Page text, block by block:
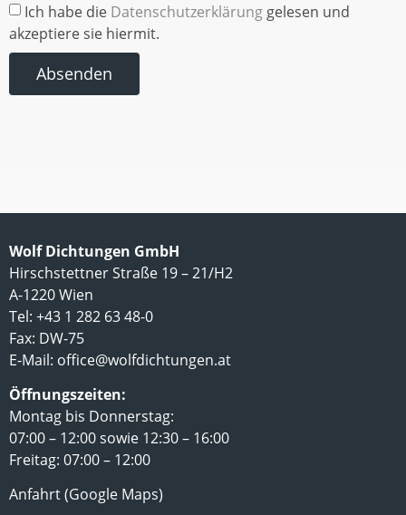
Ich habe die Datenschutzerklärung gelesen und
akzeptiere sie hiermit.
Absenden
Wolf Dichtungen GmbH
Hirschstettner Straße 19 – 21/H2
A-1220 Wien
Tel: +43 1 282 63 48-0
Fax: DW-75
E-Mail: office@wolfdichtungen.at
Öffnungszeiten:
Montag bis Donnerstag:
07:00 – 12:00 sowie 12:30 – 16:00
Freitag: 07:00 – 12:00
Anfahrt (Google Maps)